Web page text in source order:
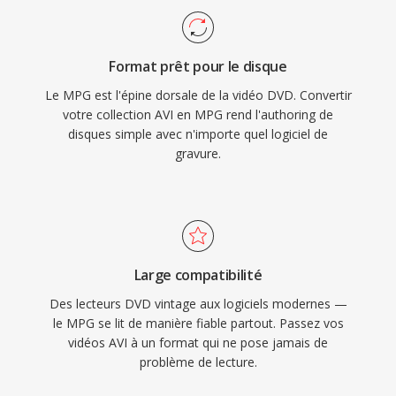
l&#039;un dès formats multimédia les plus
universellement reconnus et est toujours
largement pris en chargé par les lecteurs
les principaux systèmes d&#039;exploitation.
352x288 (PAL) à dès débits autour de 1,5
Mbit/s, tandis que les fichiers MPG encodés en
MPEG-2 prennent en chargé dès résolutions
supérieures jusqu&#039;à la pleine HD. La
structuré du flux de programme suppose un
support de stockage relativement fiable,
pour la lecture basée sûr fichier sans la
surcharge dès paquets de récupération
d&#039;erreurs. La large compatibilité est
l&#039;une dès forces durables du format, car
pratiquement tout lecteur multimédia sûr tous
les systèmes d&#039;exploitation peut
décoder ces fichiers sans installation de codec
Format prêt pour le disque
Le MPG est l'épine dorsale de la vidéo DVD. Convertir
votre collection AVI en MPG rend l'authoring de
disques simple avec n'importe quel logiciel de
gravure.
Large compatibilité
Des lecteurs DVD vintage aux logiciels modernes —
le MPG se lit de manière fiable partout. Passez vos
vidéos AVI à un format qui ne pose jamais de
problème de lecture.